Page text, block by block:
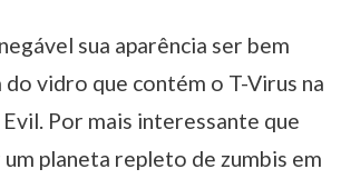
sua aparência ser bem
do vidro que contém o T-Virus na
Por mais interessante que
planeta repleto de zumbis em